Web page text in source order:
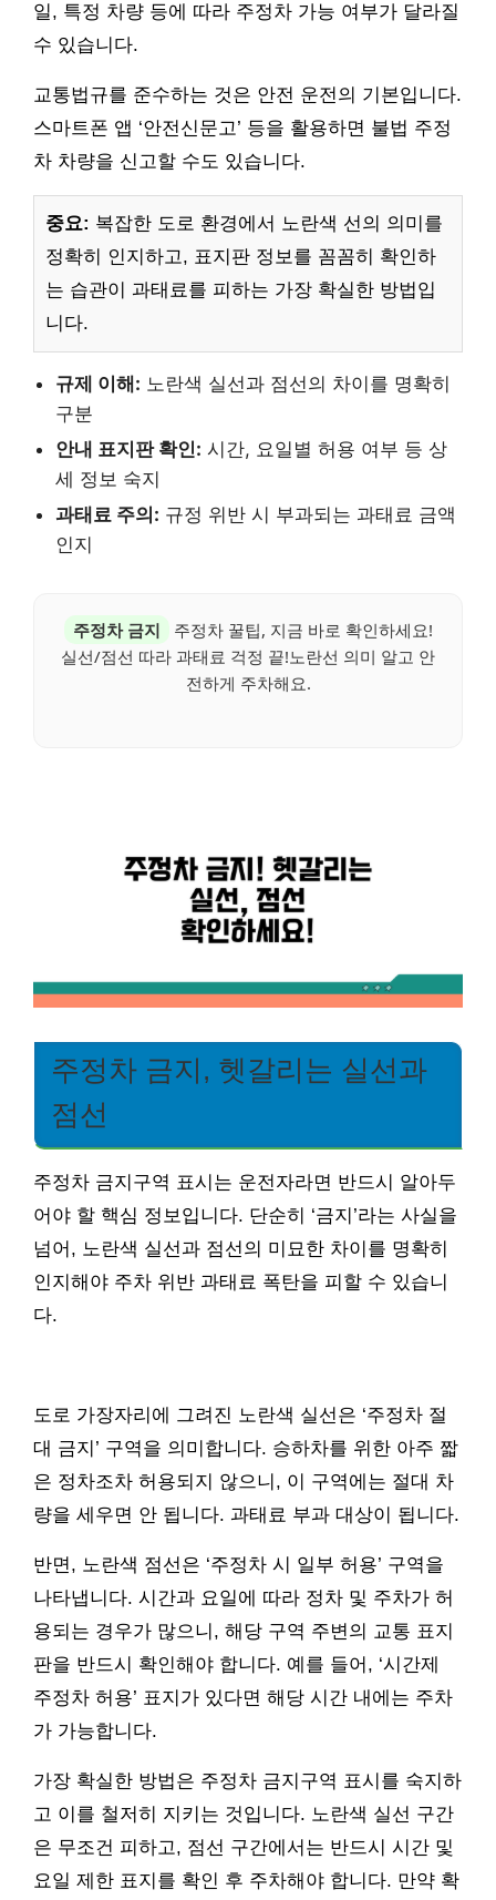
일, 특정 차량 등에 따라 주정차 가능 여부가 달라질
수 있습니다.
교통법규를 준수하는 것은 안전 운전의 기본입니다.
스마트폰 앱 ‘안전신문고’ 등을 활용하면 불법 주정
차 차량을 신고할 수도 있습니다.
중요: 복잡한 도로 환경에서 노란색 선의 의미를
정확히 인지하고, 표지판 정보를 꼼꼼히 확인하
는 습관이 과태료를 피하는 가장 확실한 방법입
니다.
규제 이해: 노란색 실선과 점선의 차이를 명확히
구분
안내 표지판 확인: 시간, 요일별 허용 여부 등 상
세 정보 숙지
과태료 주의: 규정 위반 시 부과되는 과태료 금액
인지
주정차 금지
주정차 꿀팁, 지금 바로 확인하세요!
실선/점선 따라 과태료 걱정 끝!노란선 의미 알고 안
전하게 주차해요.
주정차 금지, 헷갈리는 실선과
점선
주정차 금지구역 표시는 운전자라면 반드시 알아두
어야 할 핵심 정보입니다. 단순히 ‘금지’라는 사실을
넘어, 노란색 실선과 점선의 미묘한 차이를 명확히
인지해야 주차 위반 과태료 폭탄을 피할 수 있습니
다.
도로 가장자리에 그려진 노란색 실선은 ‘주정차 절
대 금지’ 구역을 의미합니다. 승하차를 위한 아주 짧
은 정차조차 허용되지 않으니, 이 구역에는 절대 차
량을 세우면 안 됩니다. 과태료 부과 대상이 됩니다.
반면, 노란색 점선은 ‘주정차 시 일부 허용’ 구역을
나타냅니다. 시간과 요일에 따라 정차 및 주차가 허
용되는 경우가 많으니, 해당 구역 주변의 교통 표지
판을 반드시 확인해야 합니다. 예를 들어, ‘시간제
주정차 허용’ 표지가 있다면 해당 시간 내에는 주차
가 가능합니다.
가장 확실한 방법은 주정차 금지구역 표시를 숙지하
고 이를 철저히 지키는 것입니다. 노란색 실선 구간
은 무조건 피하고, 점선 구간에서는 반드시 시간 및
요일 제한 표지를 확인 후 주차해야 합니다. 만약 확